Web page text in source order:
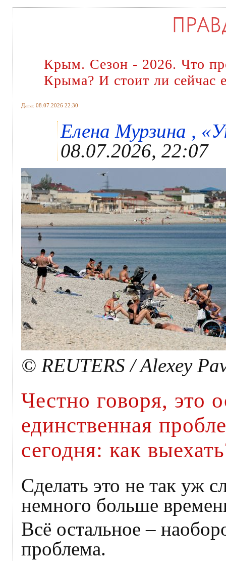
Крым. Сезон - 2026. Что
Крыма? И стоит ли сейчас
Дата: 08.07.2026 22:30
Елена Мурзина ,
08.07.2026, 22:07
© REUTERS / Alexey
Честно говоря, это
единственная
сегодня: как
Сделать это не так уж
немного больше
Всё остальное –
проблема.